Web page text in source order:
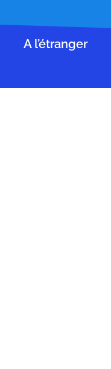
A l’étranger